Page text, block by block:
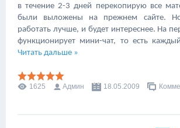
в течение 2-3 дней перекопирую все
были выложены на прежнем сайте.
работать лучше, и будет интереснее. На
функционирует мини-чат, то есть
Читать дальше »
1625 Админ 18.05.2009